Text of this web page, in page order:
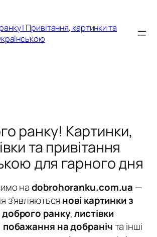
| Привітання, картинки та
ранку! Картинки,
та привітання
для гарного дня
наdobrohoranku.com.ua —
з’являються нові картинки з
ранку,листівки
побажання на добранічта інші